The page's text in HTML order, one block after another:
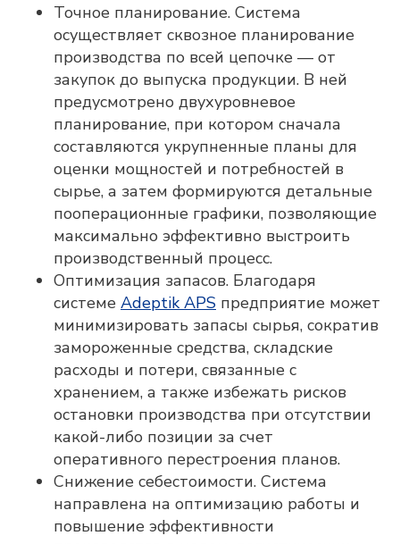
Точное планирование. Система
осуществляет сквозное планирование
производства по всей цепочке — от
закупок до выпуска продукции. В ней
предусмотрено двухуровневое
планирование, при котором сначала
составляются укрупненные планы для
оценки мощностей и потребностей в
сырье, а затем формируются детальные
пооперационные графики, позволяющие
максимально эффективно выстроить
производственный процесс.
Оптимизация запасов. Благодаря
системе Adeptik APS предприятие может
минимизировать запасы сырья, сократив
замороженные средства, складские
расходы и потери, связанные с
хранением, а также избежать рисков
остановки производства при отсутствии
какой-либо позиции за счет
оперативного перестроения планов.
Снижение себестоимости. Система
направлена на оптимизацию работы и
повышение эффективности
Оставьте контакты,
и мы свяжемся с
вами